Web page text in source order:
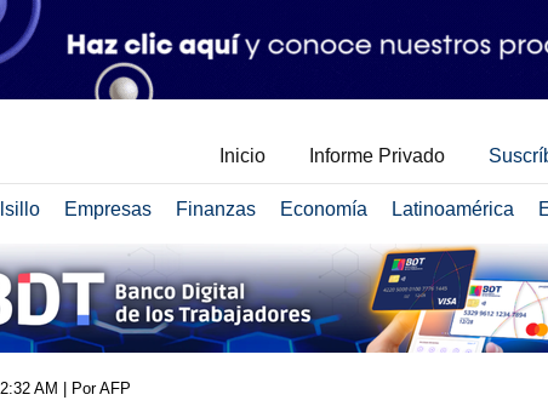
Inicio Informe Privado
Empresas Finanzas Economía Latinoamérica
AM | Por AFP